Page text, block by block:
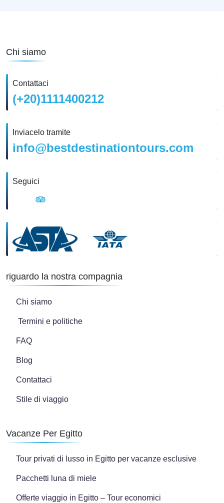
Chi siamo
Contattaci
(+20)1111400212
Inviacelo tramite
info@bestdestinationtours.com
Seguici
riguardo la nostra compagnia
Chi siamo
Termini e politiche
FAQ
Blog
Contattaci
Stile di viaggio
Vacanze Per Egitto
Tour privati di lusso in Egitto per vacanze esclusive
Pacchetti luna di miele
Offerte viaggio in Egitto – Tour economici